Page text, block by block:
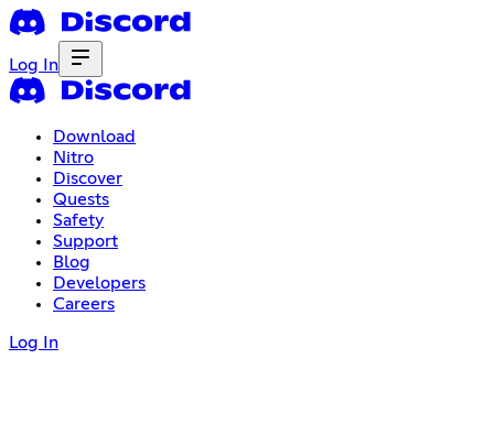
Log In
Download
Nitro
Discover
Quests
Safety
Support
Blog
Developers
Careers
Log In